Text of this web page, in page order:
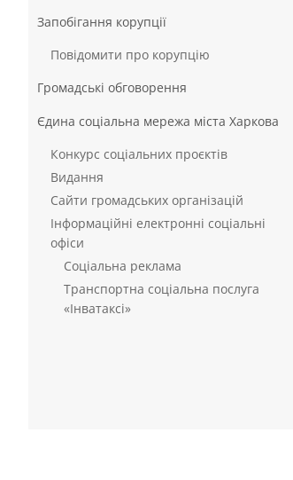
Запобігання корупції
Повідомити про корупцію
Громадські обговорення
Єдина соціальна мережа міста Харкова
Конкурс соціальних проєктів
Видання
Сайти громадських організацій
Інформаційні електронні соціальні
офіси
Соціальна реклама
Транспортна соціальна послуга
«Інватаксі»